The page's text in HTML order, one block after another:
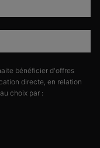
bénéficier d'offres
directe, en relation
choix par :